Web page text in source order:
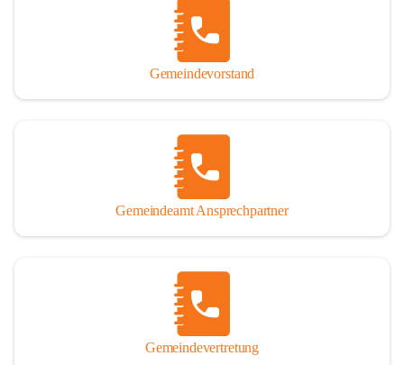
Gemeindevorstand
Gemeindeamt Ansprechpartner
Gemeindevertretung